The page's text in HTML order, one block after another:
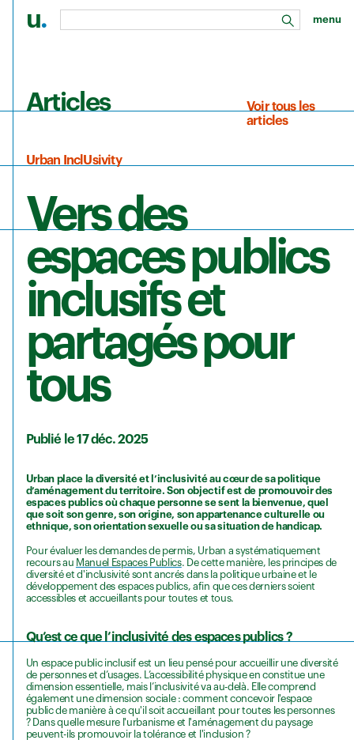
u. rechercher
menu
Articles
Voir tous les
articles
Urban InclUsivity
Vers des
espaces publics
inclusifs et
partagés pour
tous
Publié le 17 déc. 2025
Urban place la diversité et l’inclusivité au cœur de sa politique
d’aménagement du territoire. Son objectif est de promouvoir des
espaces publics où chaque personne se sent la bienvenue, quel
que soit son genre, son origine, son appartenance culturelle ou
ethnique, son orientation sexuelle ou sa situation de handicap.
Pour évaluer les demandes de permis, Urban a systématiquement
recours au Manuel Espaces Publics. De cette manière, les principes de
diversité et d'inclusivité sont ancrés dans la politique urbaine et le
développement des espaces publics, afin que ces derniers soient
accessibles et accueillants pour toutes et tous.
Qu’est ce que l’inclusivité des espaces publics ?
Un espace public inclusif est un lieu pensé pour accueillir une diversité
de personnes et d’usages. L’accessibilité physique en constitue une
dimension essentielle, mais l’inclusivité va au-delà. Elle comprend
également une dimension sociale : comment concevoir l'espace
public de manière à ce qu'il soit accueillant pour toutes les personnes
? Dans quelle mesure l'urbanisme et l'aménagement du paysage
peuvent-ils promouvoir la tolérance et l'inclusion ?